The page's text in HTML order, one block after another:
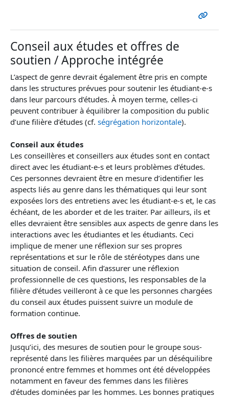
Conseil aux études et offres de
soutien / Approche intégrée
L’aspect de genre devrait également être pris en compte
dans les structures prévues pour soutenir les étudiant-e-s
dans leur parcours d’études. À moyen terme, celles-ci
peuvent contribuer à équilibrer la composition du public
d’une filière d’études (cf. ségrégation horizontale).
Conseil aux études
Les conseillères et conseillers aux études sont en contact
direct avec les étudiant-e-s et leurs problèmes d’études.
Ces personnes devraient être en mesure d’identifier les
aspects liés au genre dans les thématiques qui leur sont
exposées lors des entretiens avec les étudiant-e-s et, le cas
échéant, de les aborder et de les traiter. Par ailleurs, ils et
elles devraient être sensibles aux aspects de genre dans les
interactions avec les étudiantes et les étudiants. Ceci
implique de mener une réflexion sur ses propres
représentations et sur le rôle de stéréotypes dans une
situation de conseil. Afin d’assurer une réflexion
professionnelle de ces questions, les responsables de la
filière d’études veilleront à ce que les personnes chargées
du conseil aux études puissent suivre un module de
formation continue.
Offres de soutien
Jusqu’ici, des mesures de soutien pour le groupe sous-
représenté dans les filières marquées par un déséquilibre
prononcé entre femmes et hommes ont été développées
notamment en faveur des femmes dans les filières
d’études dominées par les hommes. Les bonnes pratiques